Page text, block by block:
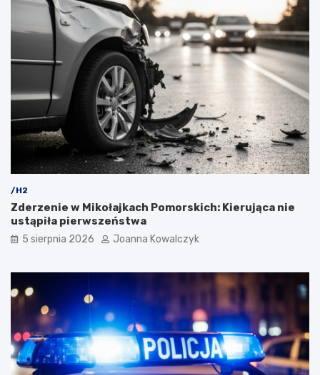
/H2
Zderzenie w Mikołajkach Pomorskich: Kierująca nie
ustąpiła pierwszeństwa
5 sierpnia 2026 Joanna Kowalczyk